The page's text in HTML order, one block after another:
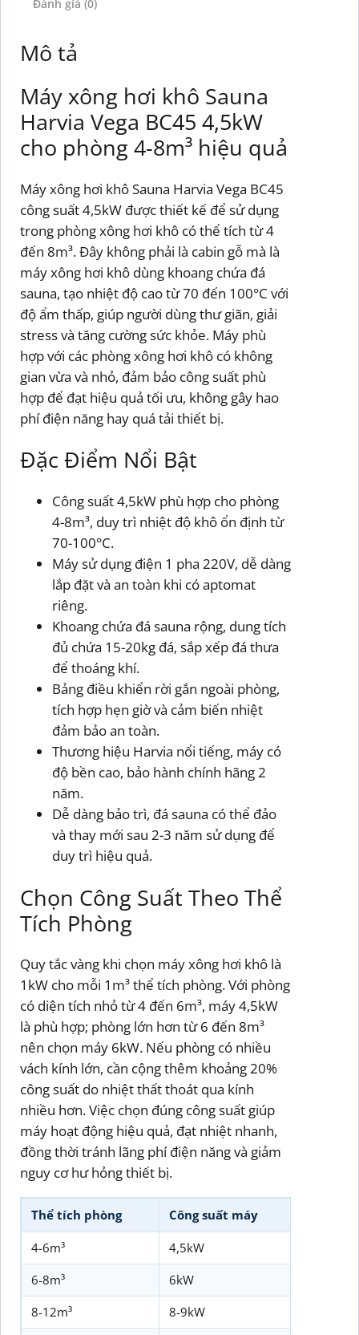
Đánh giá (0)
Mô tả
Máy xông hơi khô Sauna
Harvia Vega BC45 4,5kW
cho phòng 4-8m³ hiệu quả
Máy xông hơi khô Sauna Harvia Vega BC45
công suất 4,5kW được thiết kế để sử dụng
trong phòng xông hơi khô có thể tích từ 4
đến 8m³. Đây không phải là cabin gỗ mà là
máy xông hơi khô dùng khoang chứa đá
sauna, tạo nhiệt độ cao từ 70 đến 100°C với
độ ẩm thấp, giúp người dùng thư giãn, giải
stress và tăng cường sức khỏe. Máy phù
hợp với các phòng xông hơi khô có không
gian vừa và nhỏ, đảm bảo công suất phù
hợp để đạt hiệu quả tối ưu, không gây hao
phí điện năng hay quá tải thiết bị.
Đặc Điểm Nổi Bật
Công suất 4,5kW phù hợp cho phòng
4-8m³, duy trì nhiệt độ khô ổn định từ
70-100°C.
Máy sử dụng điện 1 pha 220V, dễ dàng
lắp đặt và an toàn khi có aptomat
riêng.
Khoang chứa đá sauna rộng, dung tích
đủ chứa 15-20kg đá, sắp xếp đá thưa
để thoáng khí.
Bảng điều khiển rời gắn ngoài phòng,
tích hợp hẹn giờ và cảm biến nhiệt
đảm bảo an toàn.
Thương hiệu Harvia nổi tiếng, máy có
độ bền cao, bảo hành chính hãng 2
năm.
Dễ dàng bảo trì, đá sauna có thể đảo
và thay mới sau 2-3 năm sử dụng để
duy trì hiệu quả.
Chọn Công Suất Theo Thể
Tích Phòng
Quy tắc vàng khi chọn máy xông hơi khô là
1kW cho mỗi 1m³ thể tích phòng. Với phòng
có diện tích nhỏ từ 4 đến 6m³, máy 4,5kW
là phù hợp; phòng lớn hơn từ 6 đến 8m³
nên chọn máy 6kW. Nếu phòng có nhiều
vách kính lớn, cần cộng thêm khoảng 20%
công suất do nhiệt thất thoát qua kính
nhiều hơn. Việc chọn đúng công suất giúp
máy hoạt động hiệu quả, đạt nhiệt nhanh,
đồng thời tránh lãng phí điện năng và giảm
nguy cơ hư hỏng thiết bị.
Thể tích phòng Công suất máy
4-6m³ 4,5kW
6-8m³ 6kW
8-12m³ 8-9kW